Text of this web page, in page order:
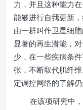
力，并且这种能力
能够进行自我更新
由一群叫作卫星细
显著的再生潜能，
少，在一些疾病条
张，不断取代肌纤
定调控网络的了解仍
在该项研究中